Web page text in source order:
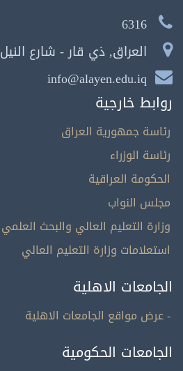
6316
العراق, ذي قار - شارع النيل
info@alayen.edu.iq
روابط خارجية
رئاسة جمهورية العراق
رئاسة الوزراء
الحكومة العراقية
مجلس النواب
وزارة التعليم العالي والبحث العلمي
استعلامات وزارة التعليم العالي
الجامعات الاهلية
- عرض مواقع الجامعات الاهلية
الجامعات الحكومية